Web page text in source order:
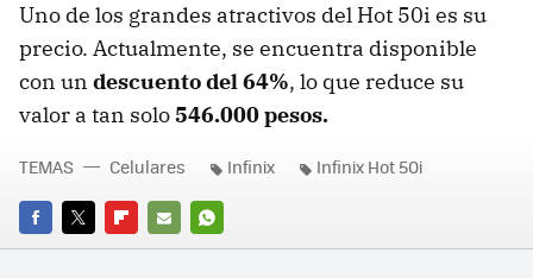
Uno de los grandes atractivos del Hot 50i es su
precio. Actualmente, se encuentra disponible
con un descuento del 64%, lo que reduce su
valor a tan solo546.000 pesos.
FACEBOOK
TWITTERFLIPBOARD
E-
WHATSAPP
TEMAS Celulares Infinix Infinix Hot 50i